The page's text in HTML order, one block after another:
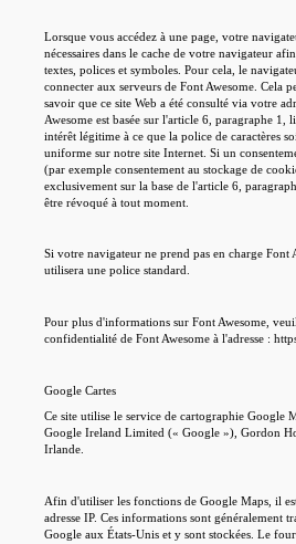
Lorsque vous accédez à une page, votre
nécessaires dans le cache de votre navigateur
textes, polices et symboles. Pour cela, le
connecter aux serveurs de Font Awesome. Cela
savoir que ce site Web a été consulté via votre
Awesome est basée sur l'article 6, paragraphe 1,
intérêt légitime à ce que la police de caractères
uniforme sur notre site Internet. Si un
(par exemple consentement au stockage de
exclusivement sur la base de l'article 6,
être révoqué à tout moment.
Si votre navigateur ne prend pas en charge Font
utilisera une police standard.
Pour plus d'informations sur Font Awesome,
confidentialité de Font Awesome à l'adresse :
Google Cartes
Ce site utilise le service de cartographie Google
Google Ireland Limited (« Google »), Gordon
Irlande.
Afin d'utiliser les fonctions de Google Maps, il
adresse IP. Ces informations sont généralement
Google aux États-Unis et y sont stockées. Le